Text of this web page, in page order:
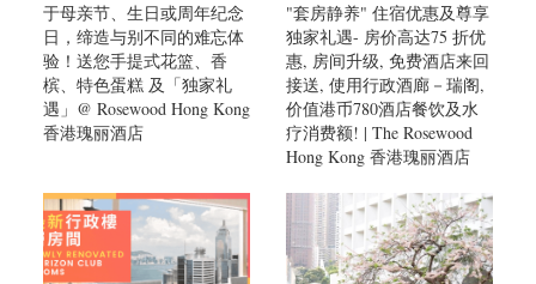
于母亲节、生日或周年纪念
日，缔造与别不同的难忘体
验！送您手提式花篮、香
槟、特色蛋糕 及「独家礼
遇」@ Rosewood Hong Kong
香港瑰丽酒店
"套房静养" 住宿优惠及尊享
独家礼遇- 房价高达75 折优
惠, 房间升级, 免费酒店来回
接送, 使用行政酒廊－瑞阁,
价值港币780酒店餐饮及水
疗消费额! | The Rosewood
Hong Kong 香港瑰丽酒店